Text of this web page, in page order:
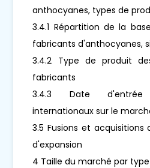
anthocyanes, types de
3.4.1 Répartition de la
fabricants d'anthocyanes,
3.4.2 Type de produit
fabricants
3.4.3 Date
internationaux sur le
3.5 Fusions et acquisitions
d'expansion
4 Taille du marché par